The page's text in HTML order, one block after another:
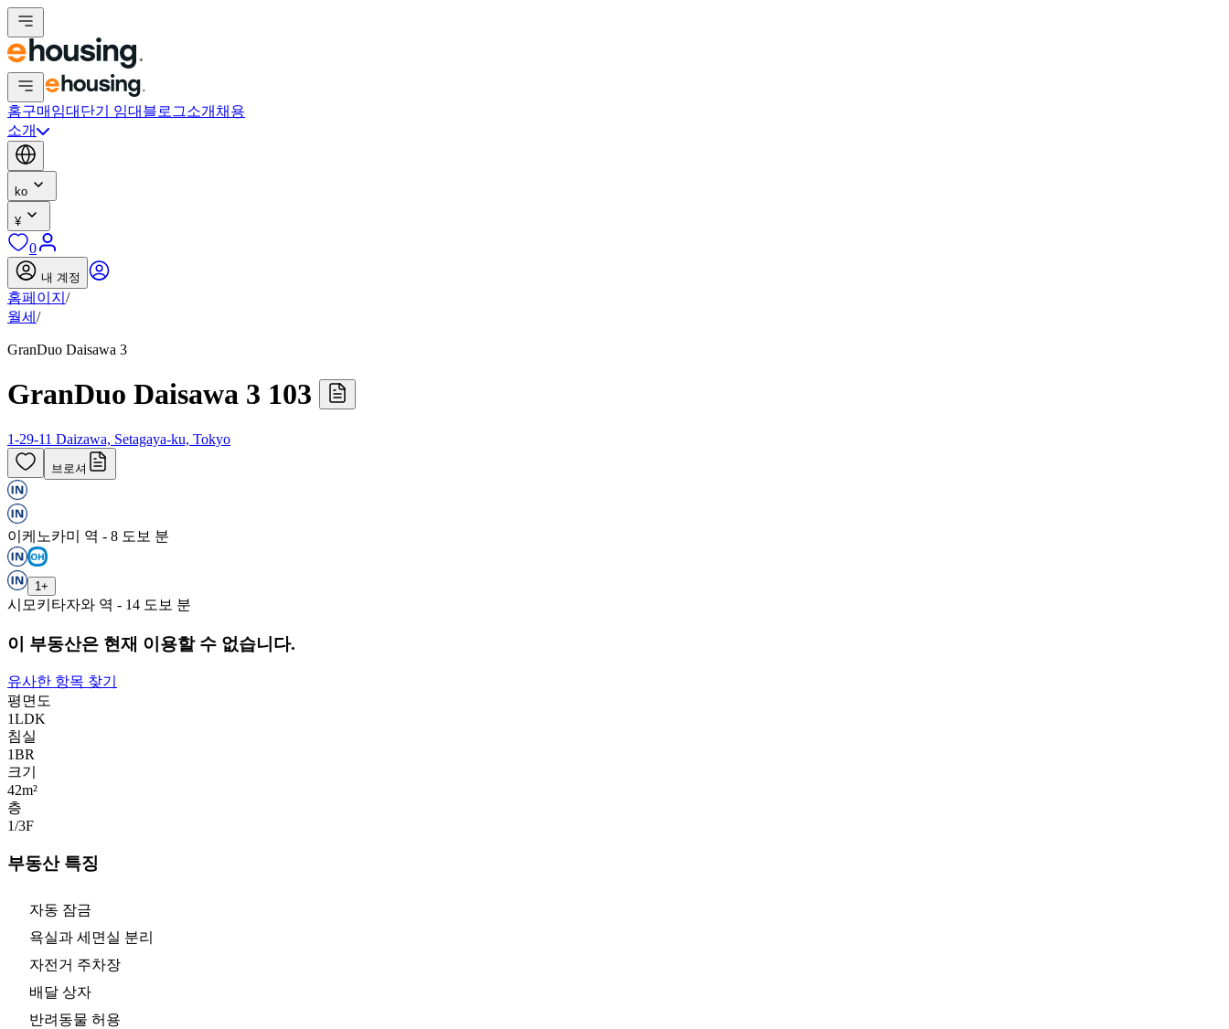
홈구매 임대 단기 임대 블로그소개 채용
소개
ko
¥
0
내 계정
홈페이지 /
월세 /
GranDuo Daisawa 3
GranDuo Daisawa 3 103
1-29-11 Daizawa, Setagaya-ku, Tokyo
브로셔
이케노카미 역 - 8 도보 분
1 +
시모키타자와 역 - 14 도보 분
이 부동산은 현재 이용할 수 없습니다.
유사한 항목 찾기
평면도
1LDK
침실
1BR
크기
42m²
층
1/3F
부동산 특징
자동 잠금
욕실과 세면실 분리
자전거 주차장
배달 상자
반려동물 허용